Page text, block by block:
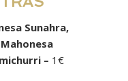
Sunahra,
– 1€